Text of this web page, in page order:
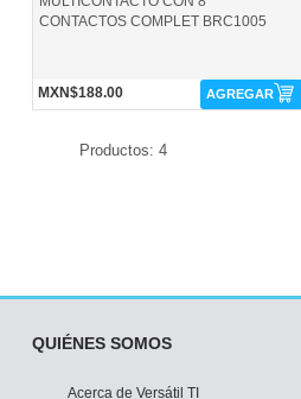
CONTACTOS COMPLET BRC1005
MXN$188.00 AGREGAR
Productos: 4
QUIÉNES SOMOS
Acerca de Versátil TI